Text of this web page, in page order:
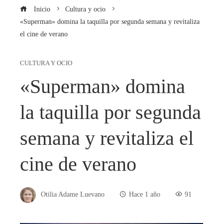
Inicio
Cultura y ocio
«Superman» domina la taquilla por segunda semana y revitaliza
el cine de verano
CULTURA Y OCIO
«Superman» domina
la taquilla por segunda
semana y revitaliza el
cine de verano
Otilia Adame Luevano Hace 1 año 91